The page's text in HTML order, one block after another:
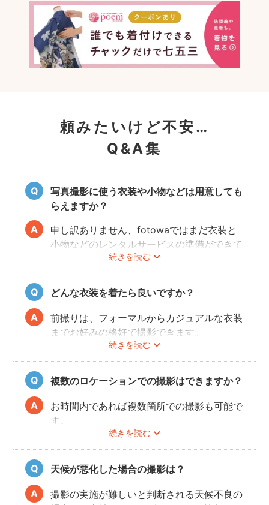
頼みたいけど不安…
Q&A集
写真撮影に使う衣装や小物などは用意しても
らえますか？
続きを読む
申し訳ありません、fotowaではまだ衣装と
小物などのレンタルサービスの準備ができて
おりませんので、お客様ご自身にご用意をお
願いしております。
どんな衣装を着たら良いですか？
続きを読む
前撮りは、フォーマルからカジュアルな衣装
までお好みの格好で撮影できます。
最近では式当日と異なる雰囲気を残せる、カ
ジュアルな服装も人気が高いです。
和装・ウェディングドレス・タキシードだけ
でなく、女性はミニドレス、男性はハットを
かぶったり、カラフルな蝶ネクタイをした
り、ジャケット以外のスタイルも流行ってい
複数のロケーションでの撮影はできますか？
続きを読む
お時間内であれば複数箇所での撮影も可能で
す。
事前に撮りたい場所や撮影のイメージをフォ
トグラファーさんと相談しておくと撮影もス
ムーズに行うことができますよ。
天候が悪化した場合の撮影は？
撮影の実施が難しいと判断される天候不良の